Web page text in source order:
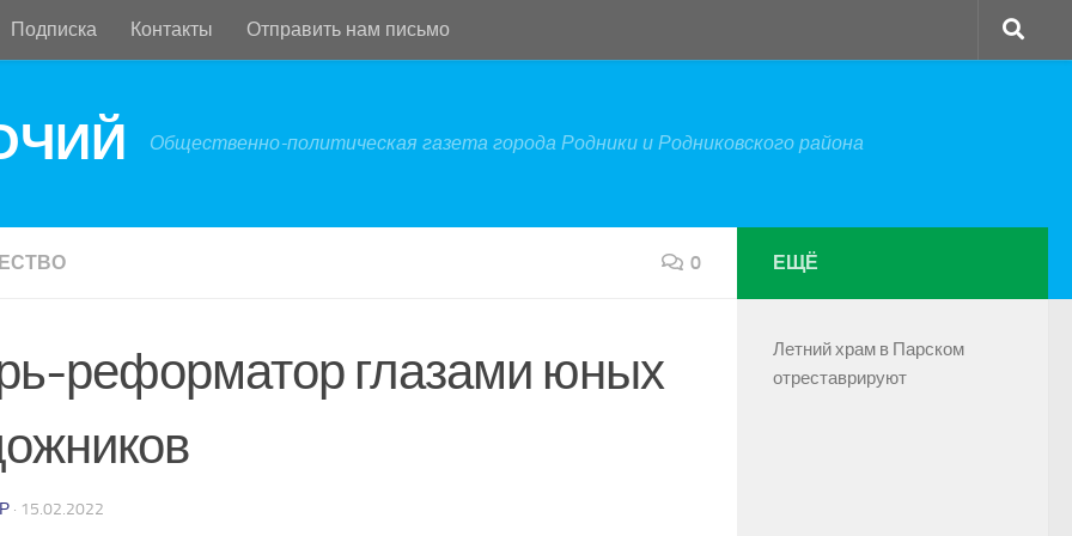
Подписка Контакты Отправить нам письмо
Общественно-политическая газета города Родники и Родниковского района
0
реформатор глазами юных
· 15.02.2022
ЕЩЁ
Летний храм в Парском
отреставрируют